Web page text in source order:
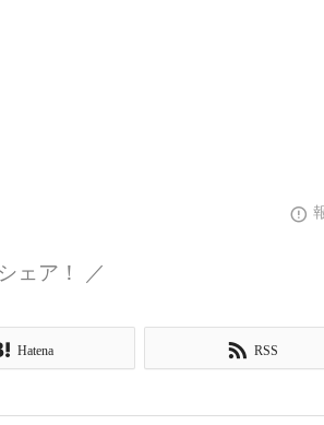
ェア！ ／
Hatena RSS